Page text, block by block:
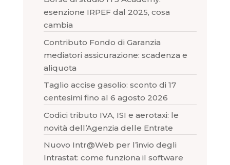
esenzione IRPEF dal 2025, cosa
cambia
Contributo Fondo di Garanzia
mediatori assicurazione: scadenza e
aliquota
Taglio accise gasolio: sconto di 17
centesimi fino al 6 agosto 2026
Codici tributo IVA, ISI e aerotaxi: le
novità dell’Agenzia delle Entrate
Nuovo Intr@Web per l’invio degli
Intrastat: come funziona il software